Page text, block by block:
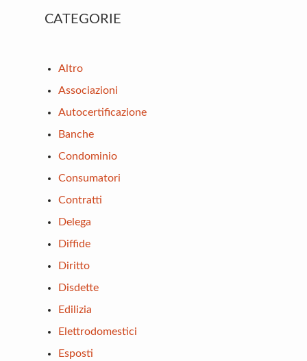
Primary
CATEGORIE
Altro
Associazioni
Autocertificazione
Banche
Condominio
Consumatori
Contratti
Delega
Diffide
Diritto
Disdette
Edilizia
Elettrodomestici
Esposti